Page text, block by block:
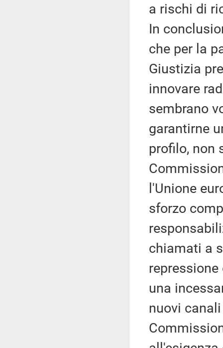
a rischi di
In
che per la
Giustizia
innovare
sembrano
garantirne
profilo, non
l'Unione
sforzo
chiamati a
una
nuovi